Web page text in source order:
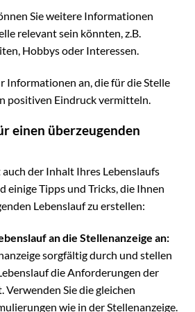
Sie weitere Informationen
relevant sein könnten, z.B.
Hobbys oder Interessen.
Informationen an, die für die Stelle
positiven Eindruck vermitteln.
einen überzeugenden
der Inhalt Ihres Lebenslaufs
einige Tipps und Tricks, die Ihnen
Lebenslauf zu erstellen:
an die Stellenanzeige an:
sorgfältig durch und stellen
die Anforderungen der
Verwenden Sie die gleichen
wie in der Stellenanzeige.